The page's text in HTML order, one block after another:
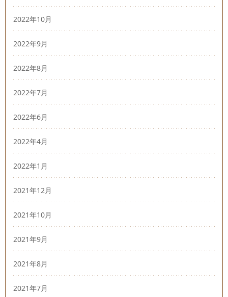
2022年10月
2022年9月
2022年8月
2022年7月
2022年6月
2022年4月
2022年1月
2021年12月
2021年10月
2021年9月
2021年8月
2021年7月